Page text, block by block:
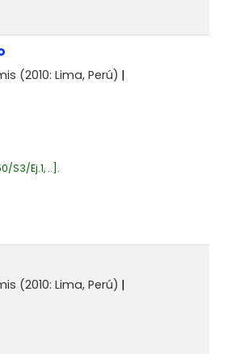
(2010: Lima, Perú)
S3/Ej.1, .. .
(2010: Lima, Perú)